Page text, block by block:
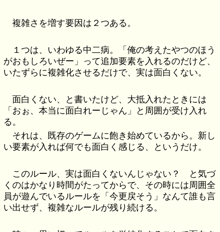
複雑さを増す要因は２つある。
１つは、いわゆる中二病。「俺の考えたやつのほう
がおもしろいぜー」って追加要素を入れるのだけど、
いたずらに複雑化させるだけで、実は面白くない。
面白くない、と書いたけど、大抵入れたときには
「おぉ、本当に面白れーじゃん」と周囲が受け入れ
る。
それは、既存のゲームに飽き始めているから。新し
い要素が入れば何でも面白く感じる、というだけ。
このルール、実は面白くないんじゃない？ と気づ
くのはかなり時間がたってからで、その時には周囲全
員が遊んでいるルールを「今更戻そう」なんて誰も言
い出せず、複雑なルールが残り続ける。